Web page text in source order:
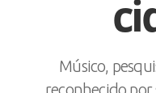
Músico,